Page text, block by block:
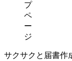
プ
ペ
ー
ジ
サクサクと届書作